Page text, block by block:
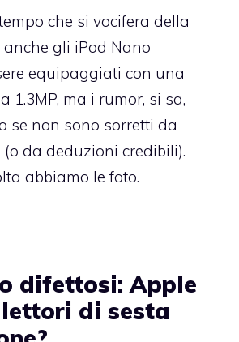
che si vocifera della
gli iPod Nano
equipaggiati con una
1.3MP, ma i rumor, si sa,
se non sono sorretti da
(o da deduzioni credibili).
abbiamo le foto.
difettosi: Apple
di sesta